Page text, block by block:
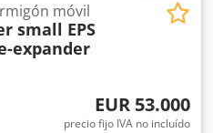
móvil
small EPS
expander
EUR 53.000
precio fijo IVA no incluído